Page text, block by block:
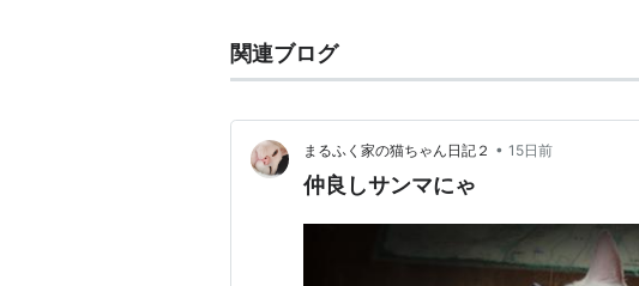
関連ブログ
まるふく家の猫ちゃん日記２ • 15日前
仲良しサンマにゃ